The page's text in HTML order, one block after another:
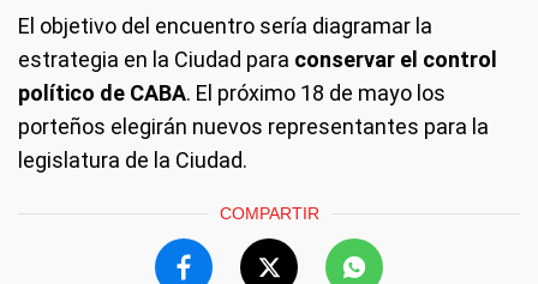
El objetivo del encuentro sería diagramar la
estrategia en la Ciudad para conservar el control
político de CABA. El próximo 18 de mayo los
porteños elegirán nuevos representantes para la
legislatura de la Ciudad.
COMPARTIR